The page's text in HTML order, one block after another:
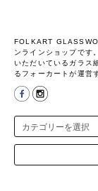
FOLKART
ンラインショップです
いただいているガラス
るフォーカートが運